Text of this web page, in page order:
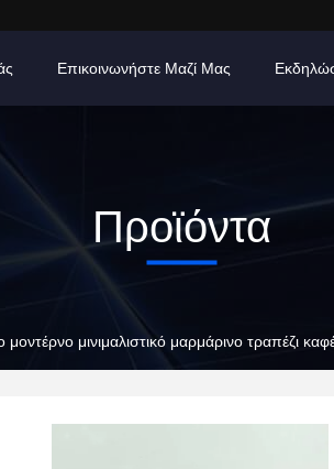
Επικοινωνήστε Μαζί Μας
Προϊόντα
μοντέρνο μινιμαλιστικό μαρμάρινο τραπέζι